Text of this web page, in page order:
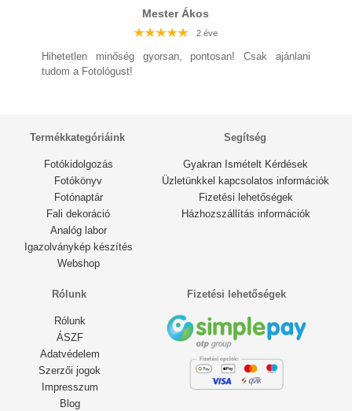
Mester Ákos
2 éve
Hihetetlen minőség gyorsan, pontosan! Csak ajánlani
tudom a Fotológust!
2 éve
2 éve
Termékkategóriáink
Fotókidolgozás
Fotókönyv
Fotónaptár
Fali dekoráció
Analóg labor
Igazolványkép készítés
Webshop
Segítség
Gyakran Ismételt Kérdések
Üzletünkkel kapcsolatos információk
Fizetési lehetőségek
Házhozszállítás információk
Rólunk
Rólunk
ÁSZF
Adatvédelem
Szerzői jogok
Impresszum
Blog
Fizetési lehetőségek